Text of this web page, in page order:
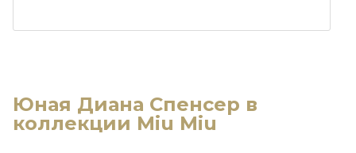
Юная Диана Спенсер в
коллекции Miu Miu